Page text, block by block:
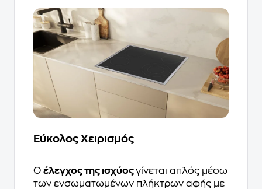
Εύκολος Χειρισμός
Ο έλεγχος της ισχύοςγίνεται απλός μέσω
των ενσωματωμένων πλήκτρων αφής με